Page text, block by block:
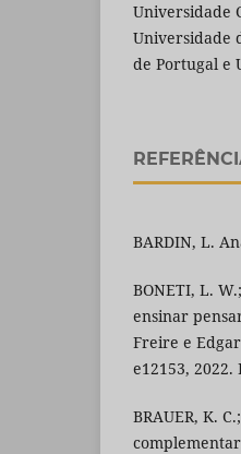
Universidade
Universidade
de Portugal e
BARDIN, L.
BONETI, L.
ensinar
Freire e
e12153, 2022.
BRAUER, K.